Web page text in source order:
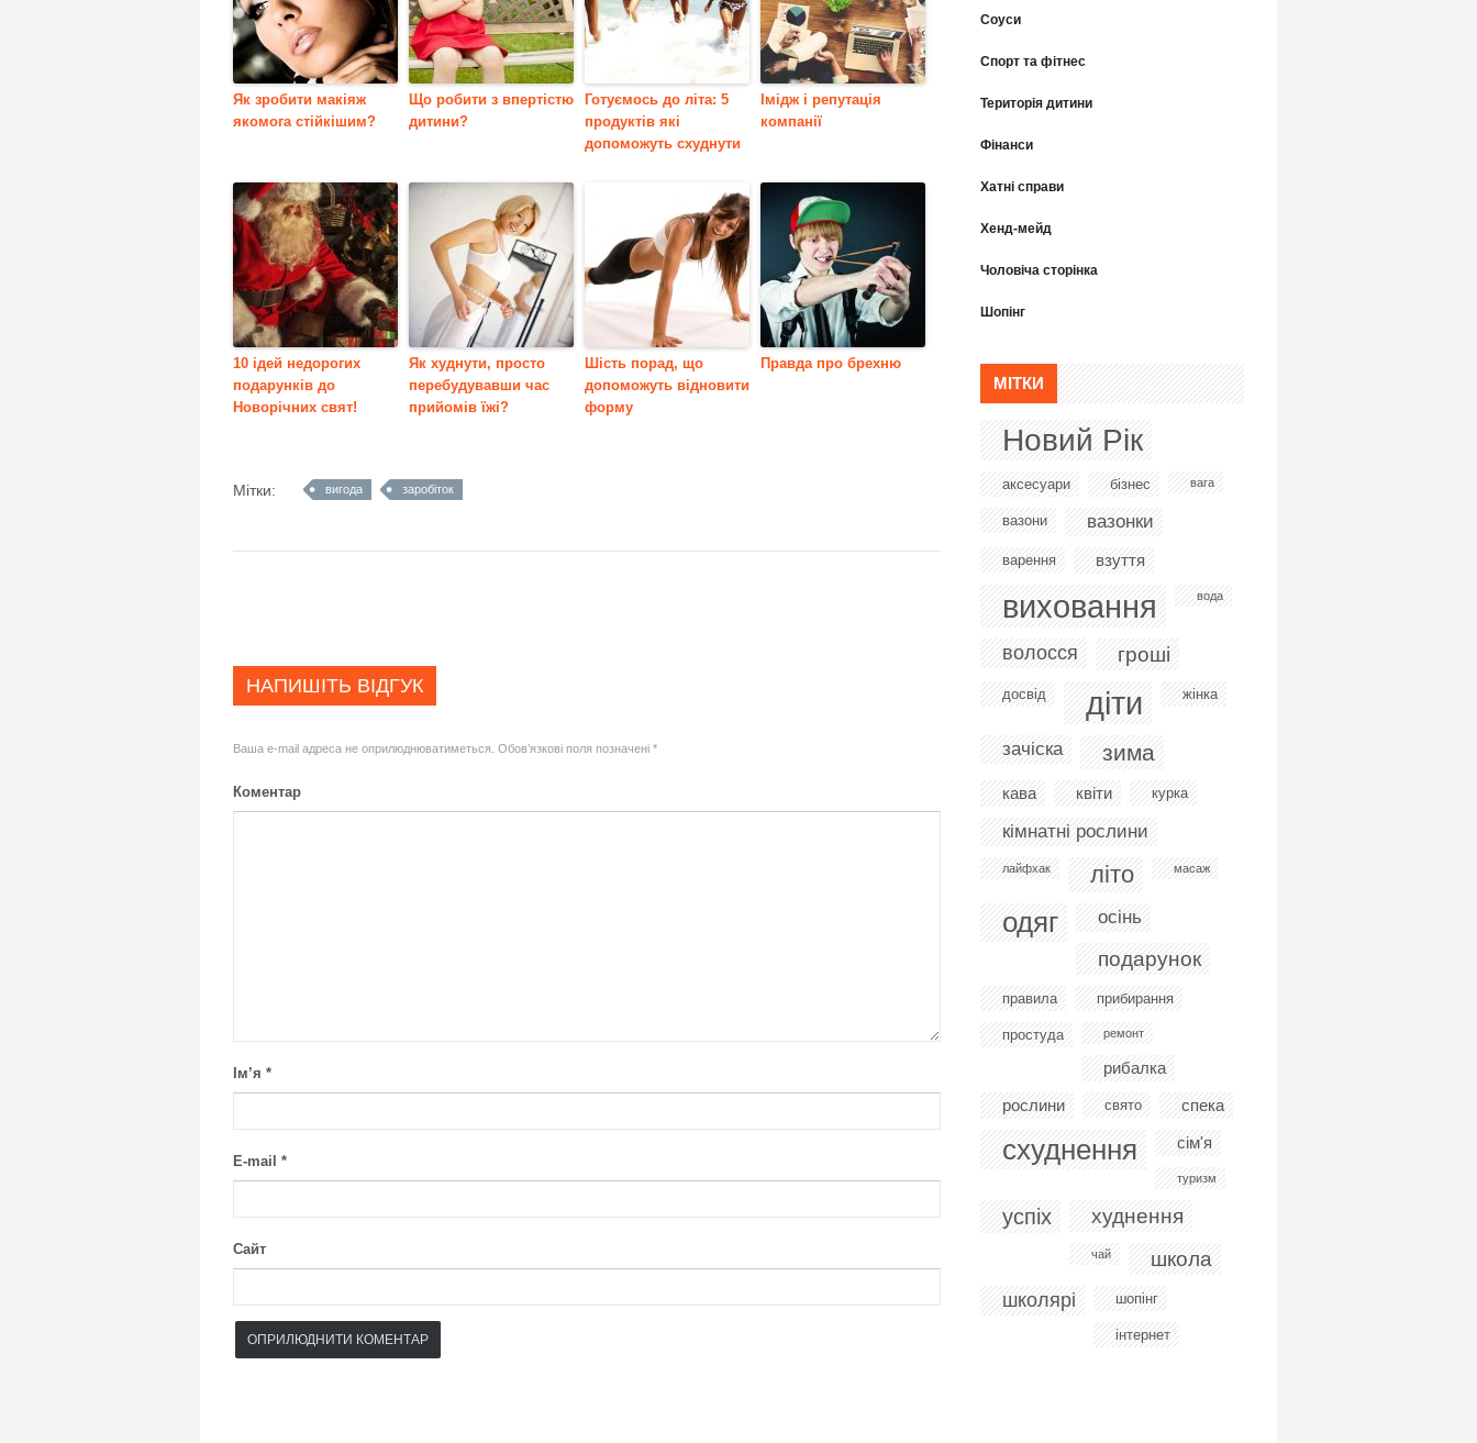
Як зробити макіяж
якомога стійкішим?
Що робити з впертістю
дитини?
Готуємось до літа: 5
продуктів які
допоможуть схуднути
Імідж і репутація
компанії
10 ідей недорогих
подарунків до
Новорічних свят!
Як худнути, просто
перебудувавши час
прийомів їжі?
Шість порад, що
допоможуть відновити
форму
Правда про брехню
Мітки: вигода заробіток
НАПИШІТЬ ВІДГУК
Ваша e-mail адреса не оприлюднюватиметься. Обов’язкові поля позначені *
Коментар
Ім’я *
E-mail *
Сайт
Соуси
Спорт та фітнес
Територія дитини
Фінанси
Хатні справи
Хенд-мейд
Чоловіча сторінка
Шопінг
МІТКИ
Новий Рік
аксесуари бізнес вага
вазони вазонки
варення взуття
виховання вода
волосся гроші
досвід діти жінка
зачіска зима
кава квіти курка
кімнатні рослини
лайфхак літо масаж
одяг осінь
подарунок
правила прибирання
простуда ремонт
рибалка
рослини
свято спека
схуднення сім'я
туризм
успіх худнення
чай школа
школярі шопінг
інтернет